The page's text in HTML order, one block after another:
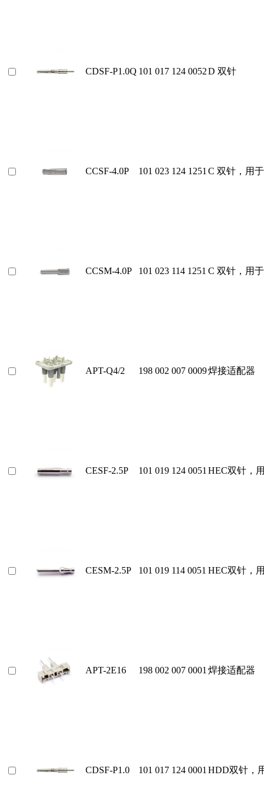
CDSF-P1.0Q 101 017 124 0052D 双针
CCSF-4.0P 101 023 124 1251 C 双针，用
CCSM-4.0P 101 023 114 1251 C 双针，用
APT-Q4/2 198 002 007 0009焊接适配器
CESF-2.5P 101 019 124 0051 HEC双针，
CESM-2.5P 101 019 114 0051 HEC双针，
APT-2E16 198 002 007 0001 焊接适配器
CDSF-P1.0 101 017 124 0001 HDD双针，